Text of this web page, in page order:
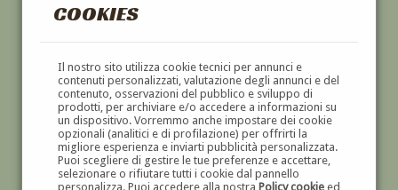
COOKIES
Il nostro sito utilizza cookie tecnici per annunci e
contenuti personalizzati, valutazione degli annunci e del
contenuto, osservazioni del pubblico e sviluppo di
prodotti, per archiviare e/o accedere a informazioni su
un dispositivo. Vorremmo anche impostare dei cookie
opzionali (analitici e di profilazione) per offrirti la
migliore esperienza e inviarti pubblicità personalizzata.
Puoi scegliere di gestire le tue preferenze e accettare,
selezionare o rifiutare tutti i cookie dal pannello
personalizza. Puoi accedere alla nostra Policy cookieed
GALLERIAD'ARTE
DIPINTI E SCULTURE '800 E '900